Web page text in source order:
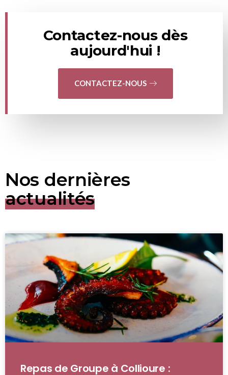
Contactez-nous dès
aujourd'hui !
CONTACTEZ-NOUS
Nos dernières
actualités
Repas de Groupe à Collioure :